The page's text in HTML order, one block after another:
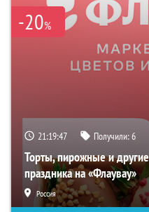
-20%
21:19:46 Получили:6
Торты, пирожные и
праздника на «Флаувау»
Россия